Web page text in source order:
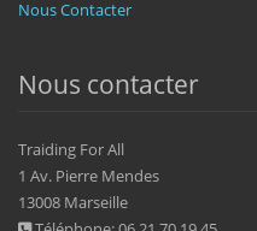
Nous Contacter
Nous contacter
Traiding For All
1 Av. Pierre Mendes
13008 Marseille